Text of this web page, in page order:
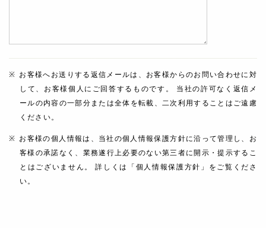
お客様へお送りする返信メールは、お客様からのお問い合わせに対
して、お客様個人にご回答するものです。 当社の許可なく返信メ
ールの内容の一部分または全体を転載、二次利用することはご遠慮
ください。
お客様の個人情報は、当社の個人情報保護方針に沿って管理し、お
客様の承諾なく、業務遂行上必要のない第三者に開示・提示するこ
とはございません。 詳しくは「個人情報保護方針」をご覧くださ
い。